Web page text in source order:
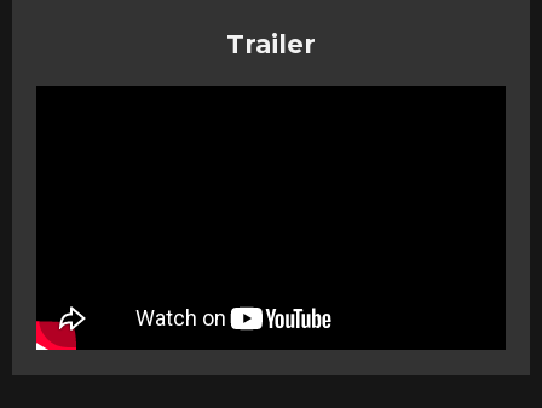
Trailer